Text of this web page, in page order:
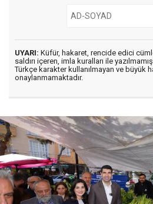
UYARI: Küfür, hakaret, rencide edici
saldırı içeren, imla kuralları ile
Türkçe karakter kullanılmayan ve büyük
onaylanmamaktadır.